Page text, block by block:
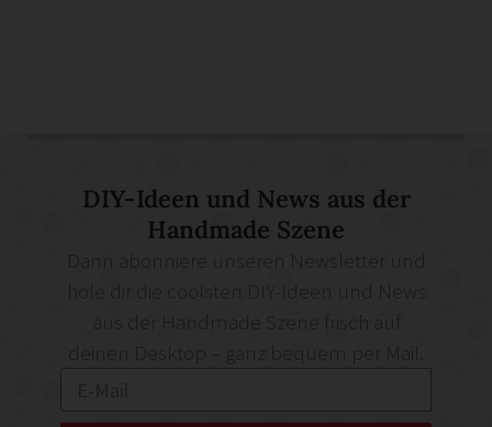
DIY-Ideen und News aus der
Handmade Szene
deinen Desktop – ganz bequem per Mail.